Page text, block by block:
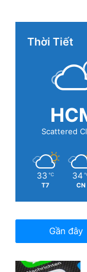
Thời Tiết
Scattered
33 ℃
T7
34
CN
Gần đây